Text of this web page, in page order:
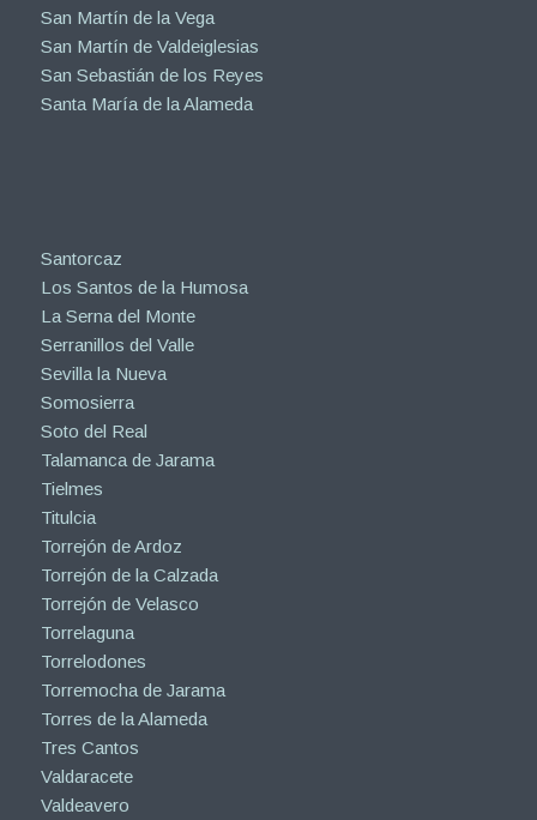
San Martín de la Vega
San Martín de Valdeiglesias
San Sebastián de los Reyes
Santa María de la Alameda
Santorcaz
Los Santos de la Humosa
La Serna del Monte
Serranillos del Valle
Sevilla la Nueva
Somosierra
Soto del Real
Talamanca de Jarama
Tielmes
Titulcia
Torrejón de Ardoz
Torrejón de la Calzada
Torrejón de Velasco
Torrelaguna
Torrelodones
Torremocha de Jarama
Torres de la Alameda
Tres Cantos
Valdaracete
Valdeavero